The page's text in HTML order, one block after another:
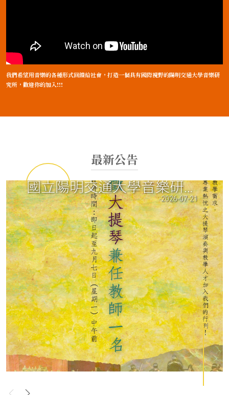
我們希望用音樂的各種形式回饋給社會，打造一個具有國際視野的陽明交通大學音樂研
究所，歡迎你的加入!!!
最新公告
國立陽明交通大學音樂研究所 徵聘大提琴兼任教師
2026-07-21